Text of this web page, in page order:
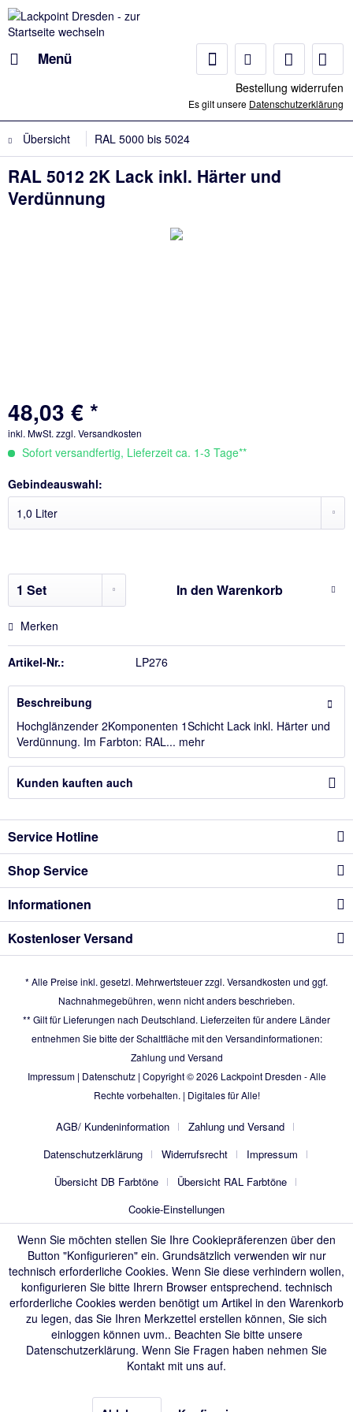
Menü
Bestellung widerrufen
Es gilt unsere Datenschutzerklärung
Übersicht RAL 5000 bis 5024
RAL 5012 2K Lack inkl. Härter und
Verdünnung
48,03 € *
inkl. MwSt. zzgl. Versandkosten
Sofort versandfertig, Lieferzeit ca. 1-3 Tage**
Gebindeauswahl:
In den Warenkorb
Merken
Artikel-Nr.: LP276
Beschreibung
Hochglänzender 2Komponenten 1Schicht Lack inkl. Härter und
Verdünnung. Im Farbton: RAL... mehr
Kunden kauften auch
Service Hotline
Shop Service
Informationen
Kostenloser Versand
* Alle Preise inkl. gesetzl. Mehrwertsteuer zzgl. Versandkosten und ggf.
Nachnahmegebühren, wenn nicht anders beschrieben.
** Gilt für Lieferungen nach Deutschland. Lieferzeiten für andere Länder
entnehmen Sie bitte der Schaltfläche mit den Versandinformationen:
Zahlung und Versand
Impressum| Datenschutz| Copyright © 2026 Lackpoint Dresden - Alle
Rechte vorbehalten. | Digitales für Alle!
AGB/ Kundeninformation
Zahlung und Versand
Datenschutzerklärung
Widerrufsrecht
Impressum
Übersicht DB Farbtöne
Übersicht RAL Farbtöne
Cookie-Einstellungen
Wenn Sie möchten stellen Sie Ihre Cookiepräferenzen über den
Button "Konfigurieren" ein. Grundsätzlich verwenden wir nur
technisch erforderliche Cookies. Wenn Sie diese verhindern wollen,
konfigurieren Sie bitte Ihrern Browser entsprechend. technisch
erforderliche Cookies werden benötigt um Artikel in den Warenkorb
zu legen, das Sie Ihren Merkzettel erstellen können, Sie sich
einloggen können uvm.. Beachten Sie bitte unsere
Datenschutzerklärung. Wenn Sie Fragen haben nehmen Sie
Kontakt mit uns auf.